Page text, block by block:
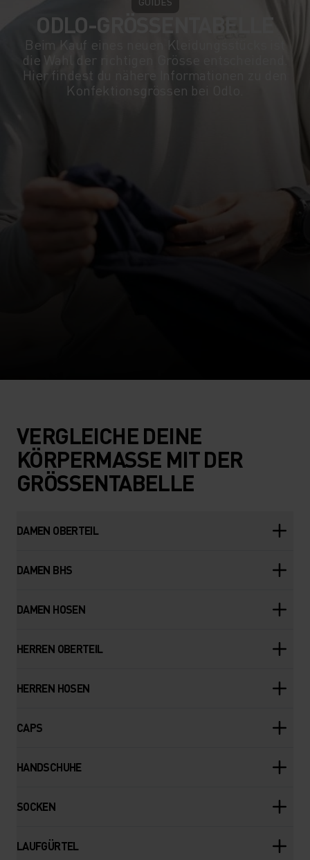
ODLO-GRÖSSENTABELLE
Beim Kauf eines neuen Kleidungsstücks ist
die Wahl der richtigen Grösse entscheidend.
Hier findest du nähere Informationen zu den
Konfektionsgrössen bei Odlo.
VERGLEICHE DEINE
KÖRPERMASSE MIT DER
GRÖSSENTABELLE
DAMEN OBERTEIL
DAMEN BHS
DAMEN HOSEN
HERREN OBERTEIL
HERREN HOSEN
CAPS
HANDSCHUHE
SOCKEN
LAUFGÜRTEL